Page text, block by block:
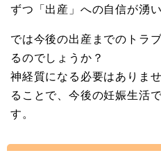
ずつ「出産」への自信が湧
では今後の出産までのトラ
るのでしょうか？
神経質になる必要はありま
ることで、今後の妊娠生活
す。